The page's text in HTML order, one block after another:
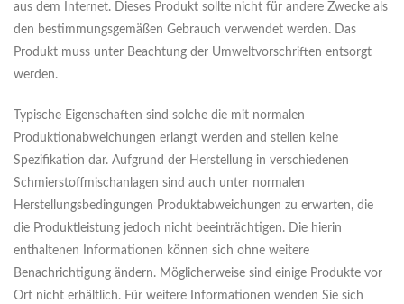
aus dem Internet. Dieses Produkt sollte nicht für andere Zwecke als
den bestimmungsgemäßen Gebrauch verwendet werden. Das
Produkt muss unter Beachtung der Umweltvorschriften entsorgt
werden.
Typische Eigenschaften sind solche die mit normalen
Produktionabweichungen erlangt werden and stellen keine
Spezifikation dar. Aufgrund der Herstellung in verschiedenen
Schmierstoffmischanlagen sind auch unter normalen
Herstellungsbedingungen Produktabweichungen zu erwarten, die
die Produktleistung jedoch nicht beeinträchtigen. Die hierin
enthaltenen Informationen können sich ohne weitere
Benachrichtigung ändern. Möglicherweise sind einige Produkte vor
Ort nicht erhältlich. Für weitere Informationen wenden Sie sich